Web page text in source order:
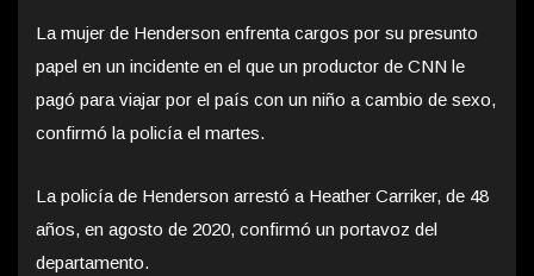
La mujer de Henderson enfrenta cargos por su presunto
papel en un incidente en el que un productor de CNN le
pagó para viajar por el país con un niño a cambio de sexo,
confirmó la policía el martes.
La policía de Henderson arrestó a Heather Carriker, de 48
años, en agosto de 2020, confirmó un portavoz del
departamento.